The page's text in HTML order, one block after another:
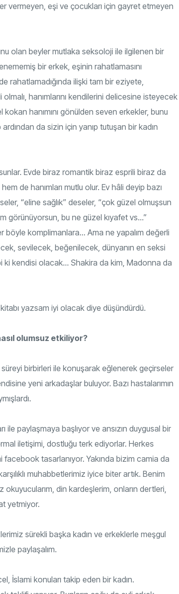
vermeyen, eşi ve çocukları için gayret etmeyen
olan beyler mutlaka seksoloji ile ilgilenen bir
bir erkek, eşinin rahatlamasını
rahatlamadığında ilişki tam bir eziyete,
hanımlarını kendilerini delicesine isteyecek
kokan hanımını gönülden seven erkekler, bunu
ardından da sizin için yanıp tutuşan bir kadın
Evde biraz romantik biraz esprili biraz da
de hanımları mutlu olur. Ev hâli deyip bazı
“eline sağlık” deseler, “çok güzel olmuşsun
görünüyorsun, bu ne güzel kıyafet vs...”
böyle komplimanlara… Ama ne yapalım değerli
sevilecek, beğenilecek, dünyanın en seksi
ki kendisi olacak... Shakira da kim, Madonna da
yazsam iyi olacak diye düşündürdü.
olumsuz etkiliyor?
birbirleri ile konuşarak eğlenerek geçirseler
yeni arkadaşlar buluyor. Bazı hastalarımın
ile paylaşmaya başlıyor ve ansızın duygusal bir
iletişimi, dostluğu terk ediyorlar. Herkes
facebook tasarlanıyor. Yakında bizim camia da
muhabbetlerimiz iyice biter artık. Benim
din kardeşlerim, onların dertleri,
yetmiyor.
sürekli başka kadın ve erkeklerle meşgul
paylaşalım.
İslami konuları takip eden bir kadın.